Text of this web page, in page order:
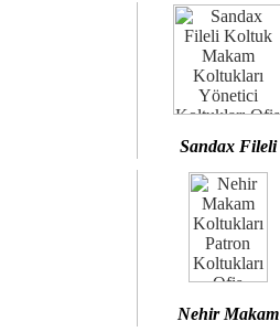
Sandax Fileli
Nehir Makam